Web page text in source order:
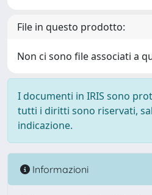
File in questo prodotto:
Non ci sono file associati a
I documenti in IRIS sono
tutti i diritti sono riservati,
indicazione.
Informazioni